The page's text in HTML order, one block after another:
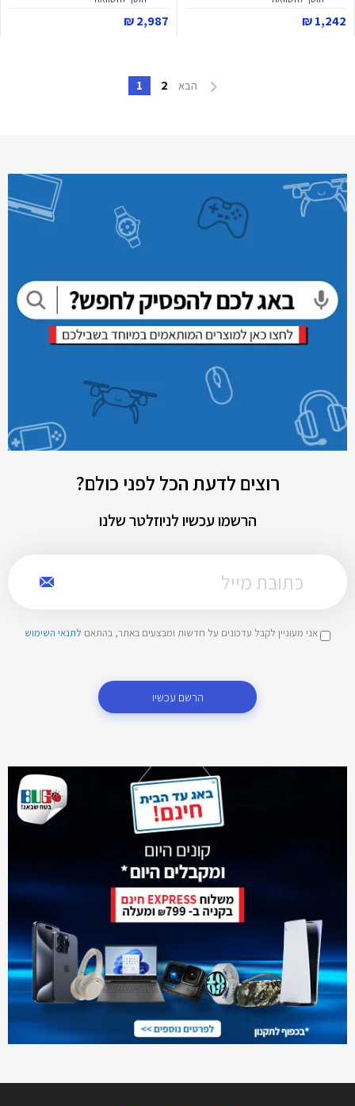
1,242 ₪
2,987 ₪
הבא 2
1
רוצים לדעת הכל לפני כולם?
הרשמו עכשיו לניוזלטר שלנו
אני מעוניין לקבל עדכונים על חדשות ומבצעים באתר, בהתאם לתנאי השימוש
הרשם עכשיו